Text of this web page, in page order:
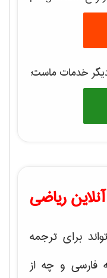
خدمات ماست:
ریاضی
برای ترجمه
فارسی و چه از